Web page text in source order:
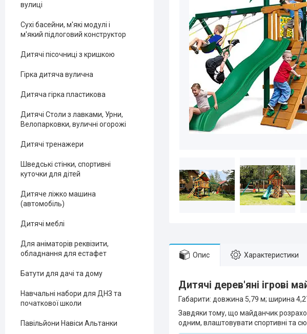
Опис Характеристики
Дитячі дерев'яні ігрові
Габарити: довжина 5,79 м; ширина
Завдяки тому, що майданчик
одним, влаштовувати спортивні та
вулиці
Сухі басейни, м'які модулі і
м'який підлоговий конструктор
Дитячі пісочниці з кришкою
Гірка дитяча вулична
Дитяча гірка пластикова
Дитячі Столи з лавками, Урни,
Велопарковки, вуличні огорожі
Дитячі тренажери
Шведські стінки, спортивні
куточки для дітей
Дитяче ліжко машина
(автомобіль)
Дитячі меблі
Для аніматорів реквізити,
обладнання для естафет
Батути для дачі та дому
Навчальні набори для ДНЗ та
початкової школи
Павільйони Навіси Альтанки